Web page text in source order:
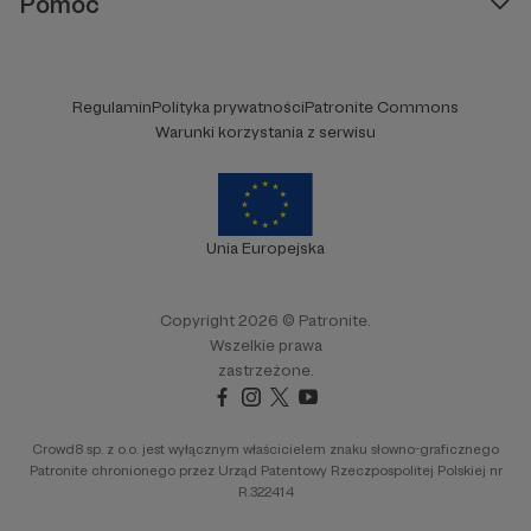
RegulaminPolityka prywatnościPatronite Commons
Warunki korzystania z serwisu
Unia Europejska
Copyright 2026 © Patronite.
Wszelkie prawa
zastrzeżone.
Crowd8 sp. z o.o. jest wyłącznym właścicielem znaku słowno-graficznego
Patronite chronionego przez Urząd Patentowy Rzeczpospolitej Polskiej nr
R.322414